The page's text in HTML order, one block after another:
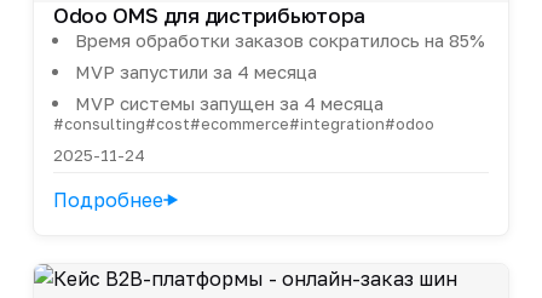
Odoo OMS для дистрибьютора
Время обработки заказов сократилось на 85%
MVP запустили за 4 месяца
MVP системы запущен за 4 месяца
#consulting#cost#ecommerce#integration#odoo
2025-11-24
Подробнее